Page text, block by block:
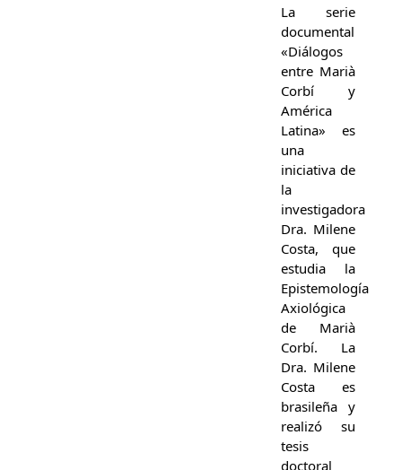
La serie
documental
«Diálogos
entre Marià
Corbí y
América
Latina» es
una
iniciativa de
la
investigadora
Dra. Milene
Costa, que
estudia la
Epistemología
Axiológica
de Marià
Corbí. La
Dra. Milene
Costa es
brasileña y
realizó su
tesis
doctoral